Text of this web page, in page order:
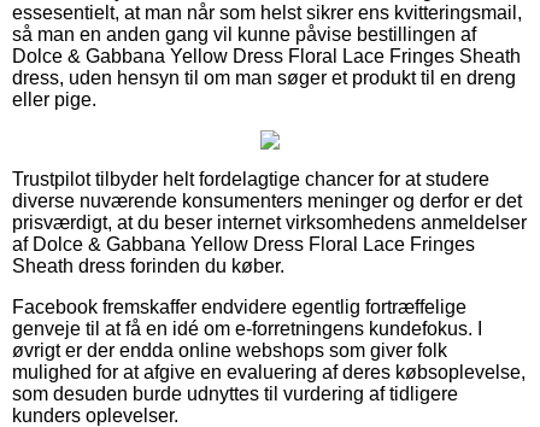
essesentielt, at man når som helst sikrer ens kvitteringsmail,
så man en anden gang vil kunne påvise bestillingen af
Dolce & Gabbana Yellow Dress Floral Lace Fringes Sheath
dress, uden hensyn til om man søger et produkt til en dreng
eller pige.
Trustpilot tilbyder helt fordelagtige chancer for at studere
diverse nuværende konsumenters meninger og derfor er det
prisværdigt, at du beser internet virksomhedens anmeldelser
af Dolce & Gabbana Yellow Dress Floral Lace Fringes
Sheath dress forinden du køber.
Facebook fremskaffer endvidere egentlig fortræffelige
genveje til at få en idé om e-forretningens kundefokus. I
øvrigt er der endda online webshops som giver folk
mulighed for at afgive en evaluering af deres købsoplevelse,
som desuden burde udnyttes til vurdering af tidligere
kunders oplevelser.